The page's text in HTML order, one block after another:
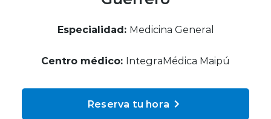
Clínicas Dentales
Especialidad: Medicina General
Centro médico: IntegraMédica Maipú
Reserva tu hora